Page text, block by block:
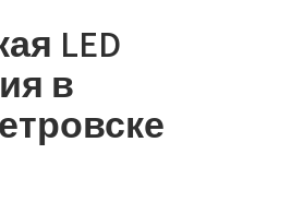
LED
в